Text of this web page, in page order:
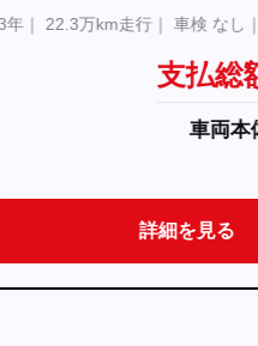
なし
総額：339万円
車両本体価格：328万円
る